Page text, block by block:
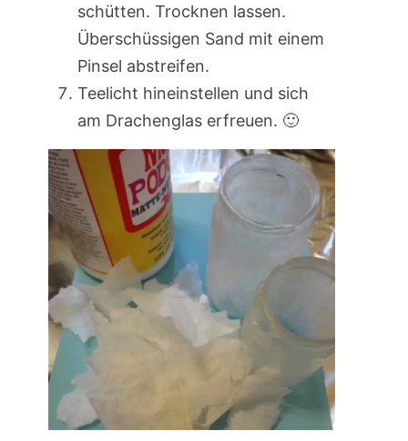
schütten. Trocknen lassen.
Überschüssigen Sand mit einem
Pinsel abstreifen.
Teelicht hineinstellen und sich
am Drachenglas erfreuen. 🙂